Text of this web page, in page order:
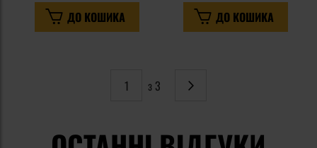
ДО КОШИКА ДО КОШИКА
з 3
Сторінка
Наступне